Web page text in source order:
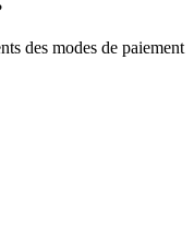
des modes de paiement